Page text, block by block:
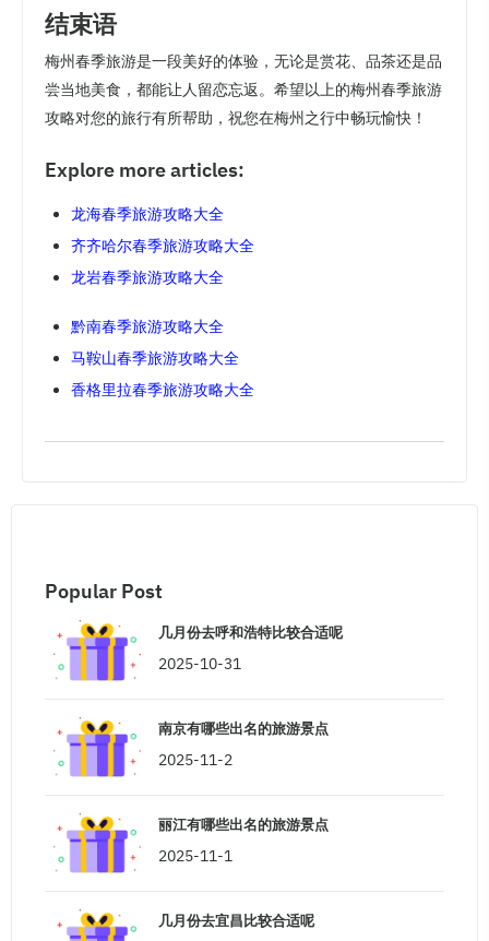
结束语
梅州春季旅游是一段美好的体验，无论是赏花、品茶还是品
尝当地美食，都能让人留恋忘返。希望以上的梅州春季旅游
攻略对您的旅行有所帮助，祝您在梅州之行中畅玩愉快！
Explore more articles:
龙海春季旅游攻略大全
齐齐哈尔春季旅游攻略大全
龙岩春季旅游攻略大全
黔南春季旅游攻略大全
马鞍山春季旅游攻略大全
香格里拉春季旅游攻略大全
Popular Post
几月份去呼和浩特比较合适呢
2025-10-31
南京有哪些出名的旅游景点
2025-11-2
丽江有哪些出名的旅游景点
2025-11-1
几月份去宜昌比较合适呢